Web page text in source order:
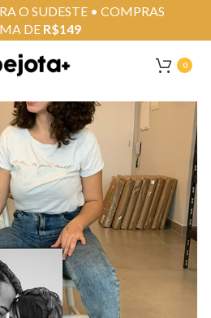
0
O SUDESTE • COMPRAS
DE R$149